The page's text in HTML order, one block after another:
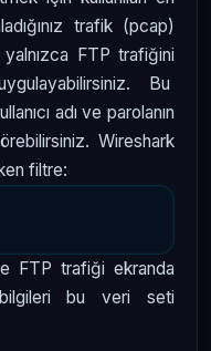
trafik (pcap)
FTP trafiğini
Bu
adı ve parolanın
Wireshark
filtre:
FTP trafiği ekranda
bilgileri bu veri seti